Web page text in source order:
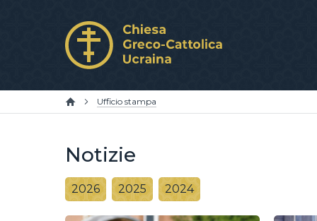
Ufficio stampa
Notizie
2026 2025 2024